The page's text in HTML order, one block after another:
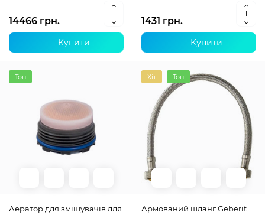
14466 грн.
Купити
1431 грн.
Купити
Топ
Аератор для змішувачів для
Хіт Топ
Армований шланг Geberit